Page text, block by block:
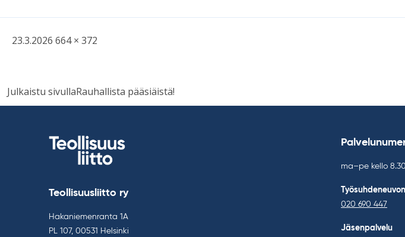
Kirjoitettu
23.3.2026 Täysikokoinen
664 × 372
Artikkelien
Julkaistu sivullaRauhallista pääsiäistä!
Teollisuusliitto ry
Hakaniemenranta 1A
PL 107, 00531 Helsinki
ma–pe kello
020 690 447
Jäsenpalvelu